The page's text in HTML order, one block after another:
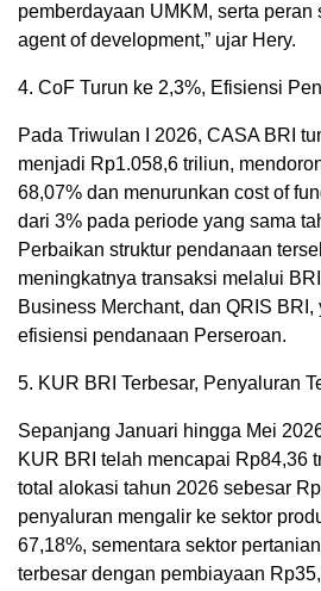
pemberdayaan UMKM, serta peran
agent of development,” ujar Hery.
4. CoF Turun ke 2,3%, Efisiensi
Pada Triwulan I 2026, CASA BRI
menjadi Rp1.058,6 triliun,
68,07% dan menurunkan cost of
dari 3% pada periode yang sama
Perbaikan struktur pendanaan
meningkatnya transaksi melalui
Business Merchant, dan QRIS
efisiensi pendanaan Perseroan.
5. KUR BRI Terbesar, Penyaluran
Sepanjang Januari hingga Mei
KUR BRI telah mencapai Rp84,36
total alokasi tahun 2026 sebesar
penyaluran mengalir ke sektor
67,18%, sementara sektor
terbesar dengan pembiayaan